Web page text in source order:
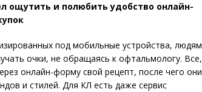
ощутить и полюбить удобство онлайн-
под мобильные устройства, людям
очки, не об­ращаясь к офтальмологу. Все,
онлайн-форму свой рецепт, после чего они
и стилей. Для КЛ есть даже сервис